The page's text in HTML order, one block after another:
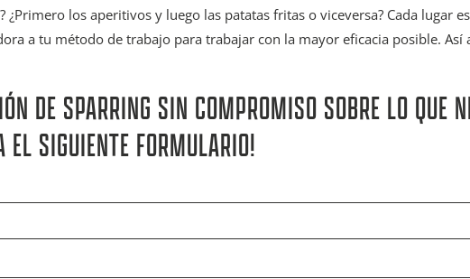
los aperitivos y luego las patatas fritas o viceversa? Cada lugar
a tu método de trabajo para trabajar con la mayor eficacia posible.
DE SPARRING SIN COMPROMISO SOBRE LO QUE
EL SIGUIENTE FORMULARIO!